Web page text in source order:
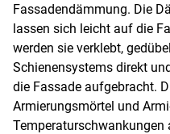
Fassadendämmung. Die
lassen sich leicht auf die
werden sie verklebt,
Schienensystems direkt
die Fassade aufgebracht.
Armierungsmörtel und